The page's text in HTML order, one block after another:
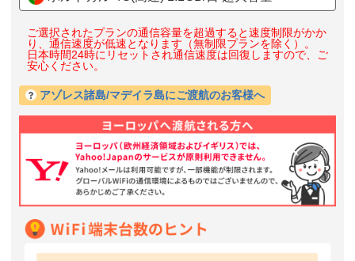
ご選択されたプランの通信容量を超過すると速度制限がかか
り、通信速度が低速となります（無制限プランを除く）。
日本時間24時にリセットされ通信速度は回復しますので、ご
安心ください。
 アゾレス諸島/マデイラ島にご渡航のお客様へ